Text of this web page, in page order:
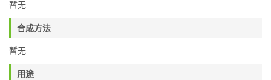
暂无
合成方法
暂无
用途